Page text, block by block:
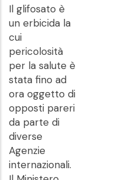
Il glifosato è
un erbicida la
cui
pericolosità
per la salute è
stata fino ad
ora oggetto di
opposti pareri
da parte di
diverse
Agenzie
internazionali.